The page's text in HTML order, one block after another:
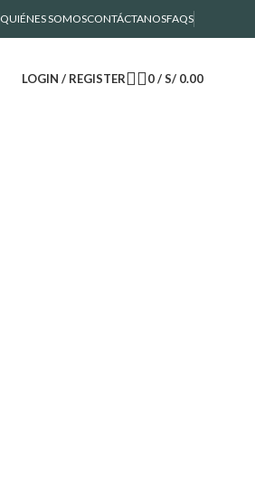
QUIÉNES SOMOSCONTÁCTANOSFAQS
LOGIN / REGISTER 0/ S/0.00